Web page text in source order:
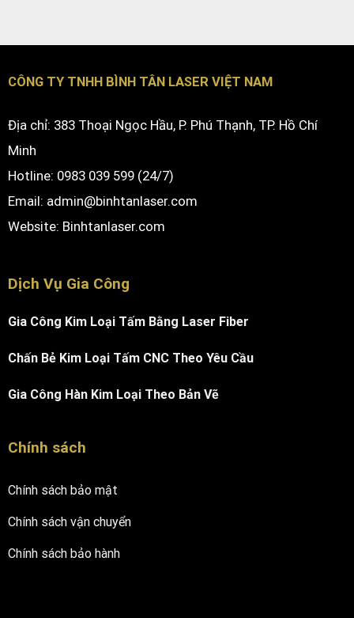
CÔNG TY TNHH BÌNH TÂN LASER VIỆT NAM
Địa chỉ: 383 Thoại Ngọc Hầu, P. Phú Thạnh, TP. Hồ Chí
Minh
Hotline: 0983 039 599 (24/7)
Email: admin@binhtanlaser.com
Website: Binhtanlaser.com
Dịch Vụ Gia Công
Gia Công Kim Loại Tấm Bằng Laser Fiber
Chấn Bẻ Kim Loại Tấm CNC Theo Yêu Cầu
Gia Công Hàn Kim Loại Theo Bản Vẽ
Chính sách
Chính sách bảo mật
Chính sách vận chuyển
Chính sách bảo hành